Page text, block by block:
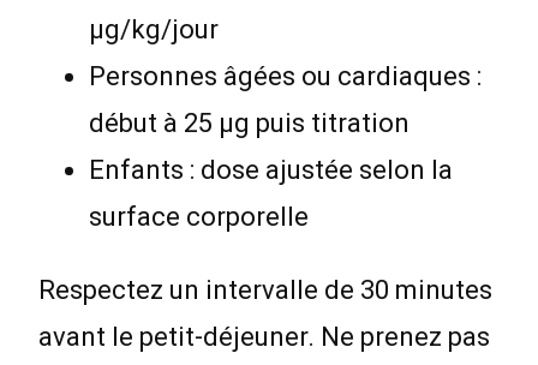
µg/kg/jour
Personnes âgées ou cardiaques :
début à 25 µg puis titration
Enfants : dose ajustée selon la
surface corporelle
Respectez un intervalle de 30 minutes
avant le petit-déjeuner. Ne prenez pas